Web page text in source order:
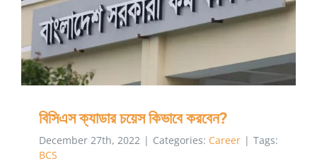
কিভাবে
তৈরি
করবো?
বিসিএস ক্যাডার চয়েস কিভাবে করবেন?
বিসিএস ক্যাডার চয়েস কিভাবে করবেন?
December 27th, 2022 | Categories: Career | Tags:
BCS